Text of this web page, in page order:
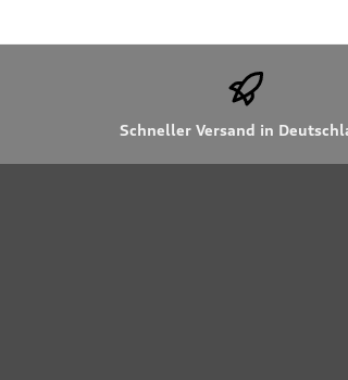
Schneller Versand in